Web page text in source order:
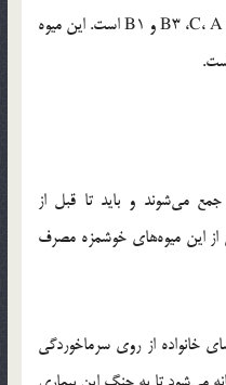
لیموشیرین، میوه‌ای سرشار از ویتامین‌های B3 ،C، A و B1 است. این میوه
می‌شوند و باید تا قبل از
از این میوه‌های خوشمزه مصرف
خانواده از روی سرماخوردگی